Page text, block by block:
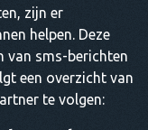
zijn er
helpen. Deze
van sms-berichten
een overzicht van
te volgen: